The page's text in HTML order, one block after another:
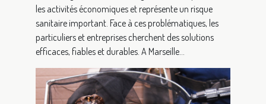
les activités économiques et représente un risque
sanitaire important. Face à ces problématiques, les
particuliers et entreprises cherchent des solutions
efficaces, fiables et durables. A Marseille...